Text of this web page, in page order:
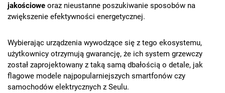
jakościowe oraz nieustanne poszukiwanie sposobów na
zwiększenie efektywności energetycznej.
Wybierając urządzenia wywodzące się z tego ekosystemu,
użytkownicy otrzymują gwarancję, że ich system grzewczy
został zaprojektowany z taką samą dbałością o detale, jak
flagowe modele najpopularniejszych smartfonów czy
samochodów elektrycznych z Seulu.